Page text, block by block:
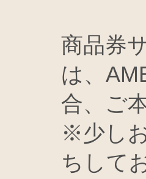
商品券
は、
合、ご
※少し
ちして